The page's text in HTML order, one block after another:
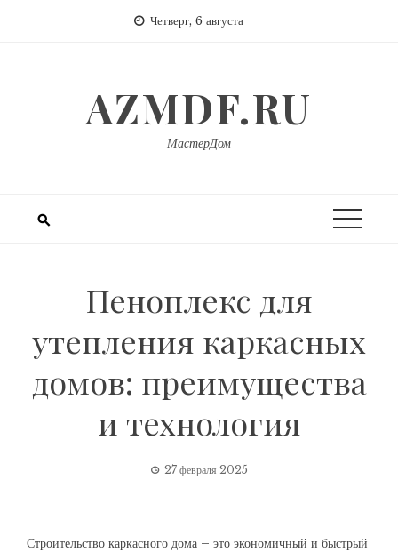
Четверг, 6 августа
AZMDF.RU
МастерДом
Пеноплекс для
утепления каркасных
домов: преимущества
и технология
27 февраля 2025
Строительство каркасного дома – это экономичный и быстрый